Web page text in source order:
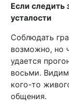
Если следить
усталости
Соблюдать
возможно, но
удается
восьми.
кого-то
общения.